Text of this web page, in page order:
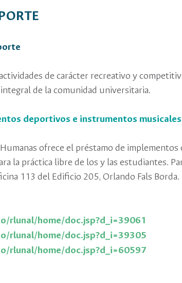
de carácter recreativo y
de la comunidad universitaria.
deportivos e instrumentos musicales
Humanas ofrece el préstamo de
la práctica libre de los y las estudiantes.
113 del Edificio 205, Orlando Fals Borda.
rlunal/home/doc.jsp?d_i=39061
rlunal/home/doc.jsp?d_i=39305
rlunal/home/doc.jsp?d_i=60597